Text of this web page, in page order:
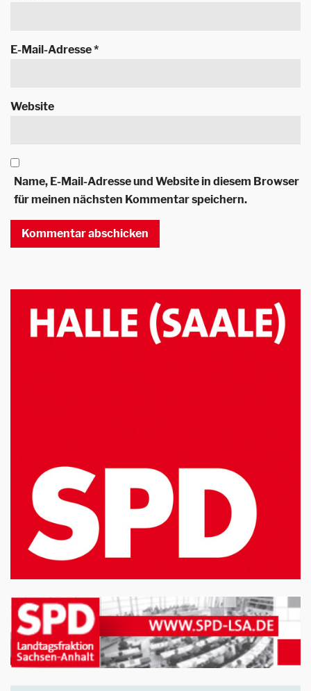
E-Mail-Adresse*
Website
Name, E-Mail-Adresse und Website in diesem Browser
für meinen nächsten Kommentar speichern.